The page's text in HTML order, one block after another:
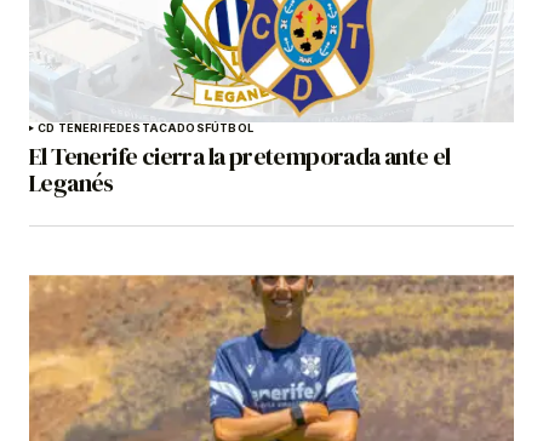
CD TENERIFEDESTACADOSFÚTBOL
El Tenerife cierra la pretemporada ante el
Leganés